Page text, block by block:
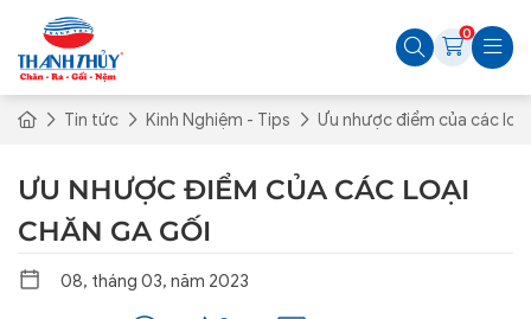
0
Tin tức Kinh Nghiệm - Tips Ưu nhược điểm của các
ƯU NHƯỢC ĐIỂM CỦA CÁC LOẠI
CHĂN GA GỐI
08, tháng 03, năm 2023